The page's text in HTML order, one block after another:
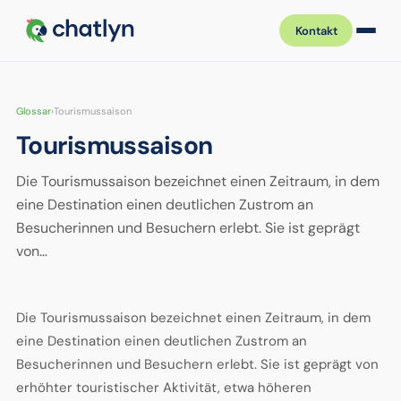
Kontakt
Glossar›Tourismussaison
Tourismussaison
Die Tourismussaison bezeichnet einen Zeitraum, in dem
eine Destination einen deutlichen Zustrom an
Besucherinnen und Besuchern erlebt. Sie ist geprägt
von…
Die Tourismussaison bezeichnet einen Zeitraum, in dem
eine Destination einen deutlichen Zustrom an
Besucherinnen und Besuchern erlebt. Sie ist geprägt von
erhöhter touristischer Aktivität, etwa höheren